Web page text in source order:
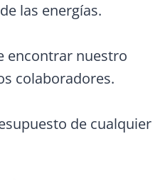
las energías.
encontrar nuestro
colaboradores.
de cualquier